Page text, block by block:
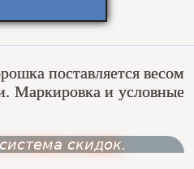
поставляется весом
Маркировка и условные
скидок.